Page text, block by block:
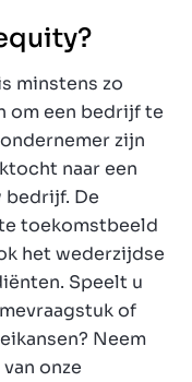
minstens zo
om een bedrijf te
zijn
naar een
bedrijf. De
toekomstbeeld
het wederzijdse
Speelt u
of
Neem
onze